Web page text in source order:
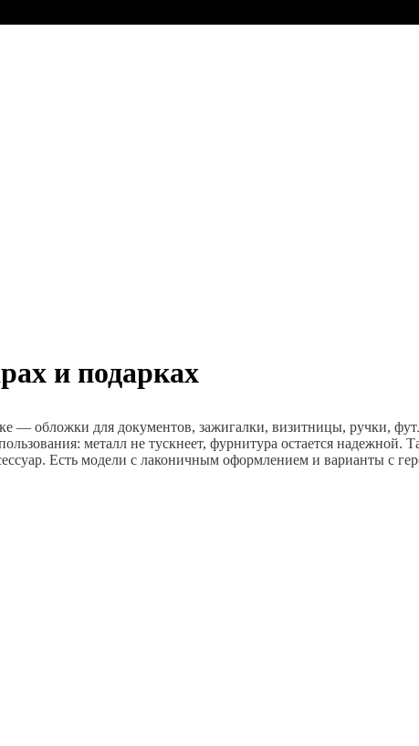
и подарках
— обложки для документов, зажигалки, визитницы, ручки,
металл не тускнеет, фурнитура остается надежной.
Есть модели с лаконичным оформлением и варианты с